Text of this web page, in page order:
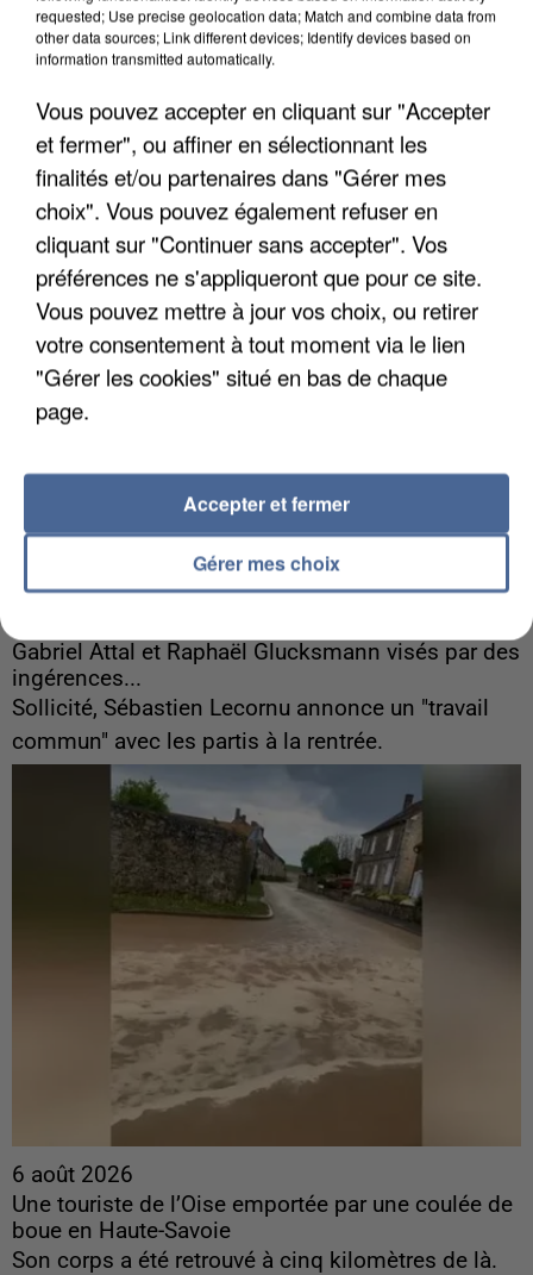
8h00
Un second cadre de la DZ Mafia interpellé en
Algérie
Un cofondateur du réseau avait été interpellé
quelques jours plus tôt.
Gabriel Attal et Raphaël Glucksmann visés par des
ingérences...
Sollicité, Sébastien Lecornu annonce un "travail
commun" avec les partis à la rentrée.
6 août 2026
Une touriste de l’Oise emportée par une coulée de
boue en Haute-Savoie
Son corps a été retrouvé à cinq kilomètres de là.
requested; Use precise geolocation data; Match and combine data from
other data sources; Link different devices; Identify devices based on
information transmitted automatically.
Vous pouvez accepter en cliquant sur "Accepter
et fermer", ou affiner en sélectionnant les
finalités et/ou partenaires dans "Gérer mes
choix". Vous pouvez également refuser en
cliquant sur "Continuer sans accepter". Vos
préférences ne s'appliqueront que pour ce site.
Vous pouvez mettre à jour vos choix, ou retirer
votre consentement à tout moment via le lien
"Gérer les cookies" situé en bas de chaque
page.
Gérer mes choix
Accepter et fermer